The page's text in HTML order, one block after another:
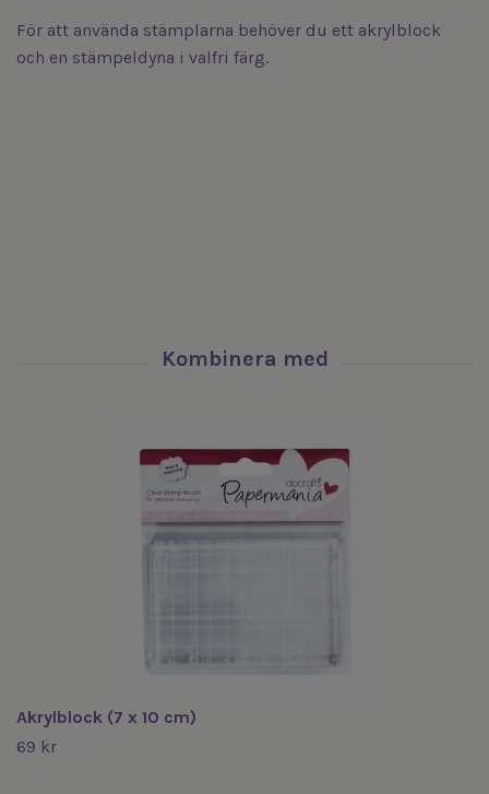
För att använda stämplarna behöver du ett akrylblock
och en stämpeldyna i valfri färg.
Akrylblock (7 x 10 cm)
69 kr